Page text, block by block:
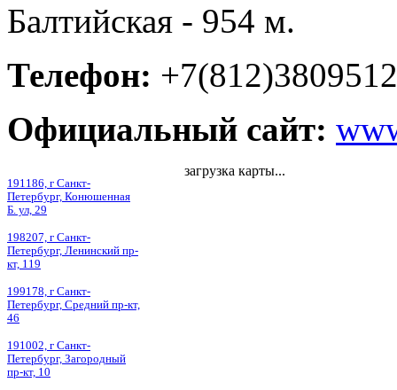
Балтийская - 954 м.
Телефон: +7(812)3809512
Официальный сайт:
191186, г Санкт-
Петербург, Конюшенная
Б. ул, 29
198207, г Санкт-
Петербург, Ленинский пр-
кт, 119
199178, г Санкт-
Петербург, Средний пр-кт,
46
191002, г Санкт-
Петербург, Загородный
пр-кт, 10
загрузка карты...